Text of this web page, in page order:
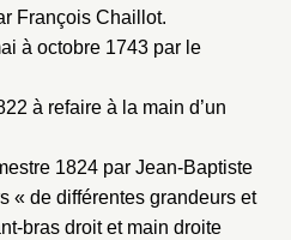
François Chaillot.
à octobre 1743 par le
à refaire à la main d’un
1824 par Jean-Baptiste
« de différentes grandeurs et
bras droit et main droite